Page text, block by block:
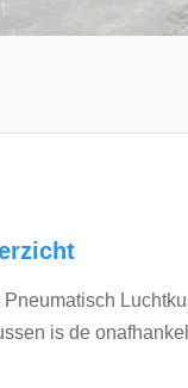
Pneumatisch
is de